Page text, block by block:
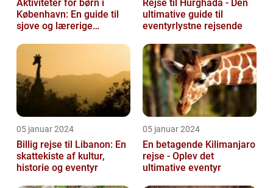
Aktiviteter for børn i
København: En guide til
sjove og lærerige
Rejse til Hurghada - Den
ultimative guide til
eventyrlystne rejsende
05 januar 2024
Billig rejse til Libanon: En
skattekiste af kultur,
historie og eventyr
05 januar 2024
En betagende Kilimanjaro
rejse - Oplev det
ultimative eventyr